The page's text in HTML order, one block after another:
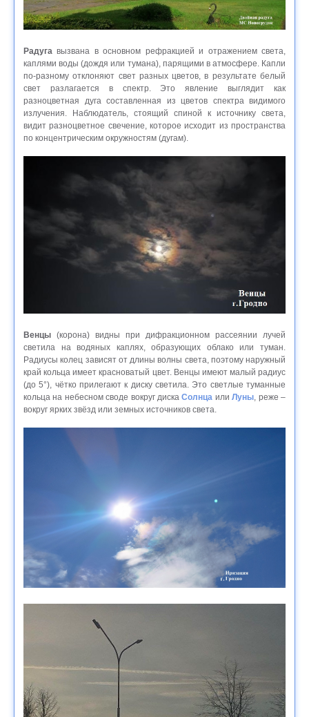
Радуга вызвана в основном рефракцией и отражением света,
каплями воды (дождя или тумана), парящими в атмосфере. Капли
по-разному отклоняют свет разных цветов, в результате белый
свет разлагается в спектр. Это явление выглядит как
разноцветная дуга составленная из цветов спектра видимого
излучения. Наблюдатель, стоящий спиной к источнику света,
видит разноцветное свечение, которое исходит из пространства
по концентрическим окружностям (дугам).
Венцы (корона) видны при дифракционном рассеянии лучей
светила на водяных каплях, образующих облако или туман.
Радиусы колец зависят от длины волны света, поэтому наружный
край кольца имеет красноватый цвет. Венцы имеют малый радиус
(до 5°), чётко прилегают к диску светила. Это светлые туманные
кольца на небесном своде вокруг дискаСолнца илиЛуны, реже –
вокруг ярких звёзд или земных источников света.